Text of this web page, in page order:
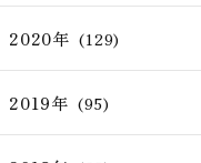
2020年 (129)
2019年 (95)